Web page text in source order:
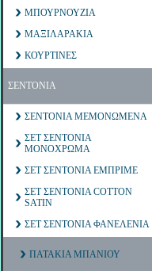
ΜΠΟΥΡΝΟΥΖΙΑ
ΜΑΞΙΛΑΡΑΚΙΑ
ΚΟΥΡΤΙΝΕΣ
ΣΕΝΤΟΝΙΑ
ΣΕΝΤΟΝΙΑ ΜΕΜΟΝΩΜΕΝΑ
ΣΕΤ ΣΕΝΤΟΝΙΑ
ΜΟΝΟΧΡΩΜΑ
ΣΕΤ ΣΕΝΤΟΝΙΑ ΕΜΠΡΙΜΕ
ΣΕΤ ΣΕΝΤΟΝΙΑ COTTON
SATIN
ΣΕΤ ΣΕΝΤΟΝΙΑ ΦΑΝΕΛΕΝΙΑ
ΠΑΤΑΚΙΑ ΜΠΑΝΙΟΥ